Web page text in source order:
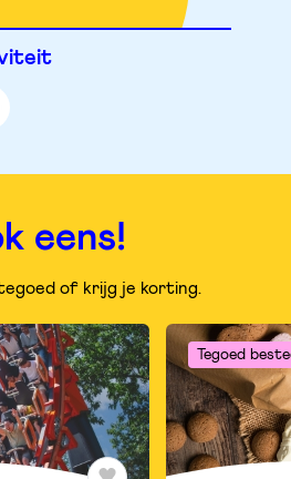
eens!
of krijg je korting.
Tegoed